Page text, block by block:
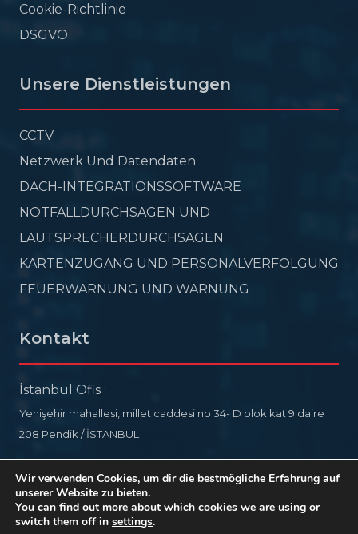
Cookie-Richtlinie
DSGVO
Unsere Dienstleistungen
CCTV
Netzwerk Und Datendaten
DACH-INTEGRATIONSSOFTWARE
NOTFALLDURCHSAGEN UND
LAUTSPRECHERDURCHSAGEN
KARTENZUGANG UND PERSONALVERFOLGUNG
FEUERWARNUNG UND WARNUNG
Kontakt
İstanbul Ofis :
Yenişehir mahallesi, millet caddesi no 34- D blok kat 9 daire
208 Pendik / İSTANBUL
+90 532 578 76 54
Copyright © IDE ELECTRONIC
Wir verwenden Cookies, um dir die bestmögliche Erfahrung auf
unserer Website zu bieten.
You can find out more about which cookies we are using or
switch them off in settings.